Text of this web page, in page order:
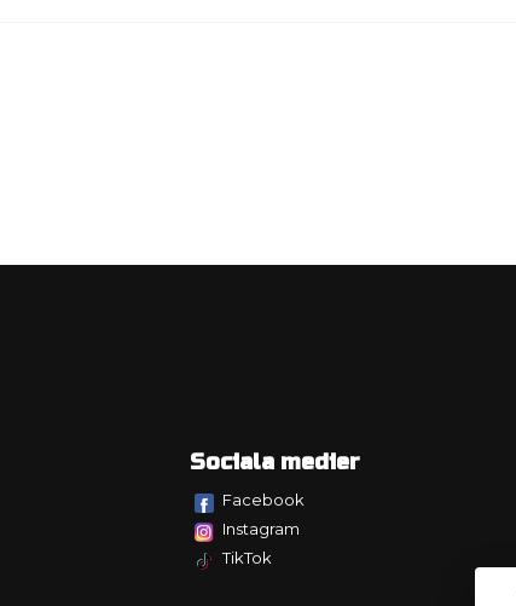
Sociala medier
Facebook
Instagram
TikTok